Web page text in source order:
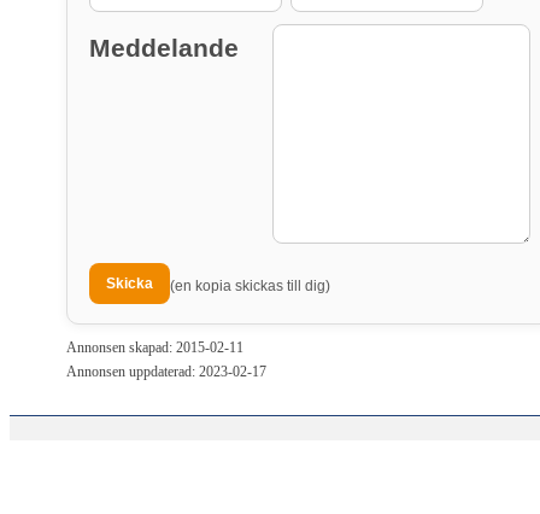
Meddelande
(en kopia skickas till dig)
Annonsen skapad: 2015-02-11
Annonsen uppdaterad: 2023-02-17